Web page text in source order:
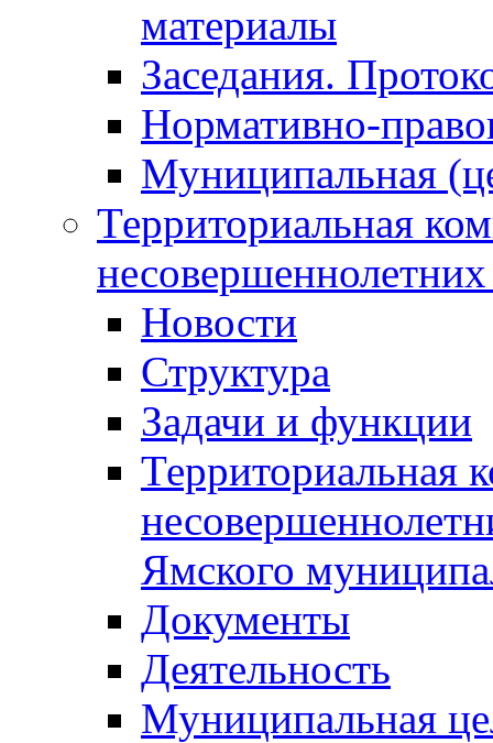
материалы
Заседания.
Нормативно-
Муниципальная
Территориальная
Новости
Структура
Задачи и функции
Территориальная
Ямского
Документы
Деятельность
Муниципальная